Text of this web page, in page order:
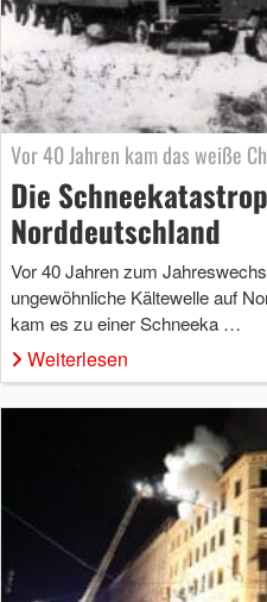
Vor 40 Jahren kam das weiße
Die
Norddeutschland
Vor 40 Jahren zum
ungewöhnliche Kältewelle auf
kam es zu einer Schneeka …
Weiterlesen